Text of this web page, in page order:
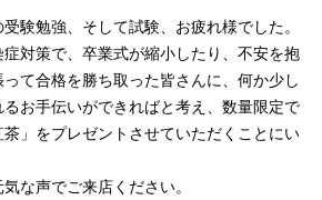
験勉強、そして試験、お疲れ様でした。
対策で、卒業式が縮小したり、不安を抱
て合格を勝ち取った皆さんに、何か少し
お手伝いができればと考え、数量限定で
」をプレゼントさせていただくことにい
な声でご来店ください。